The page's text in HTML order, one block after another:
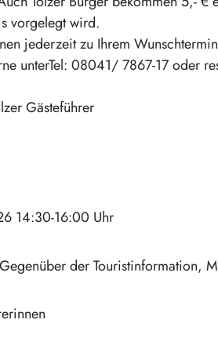
vorgelegt wird.
jederzeit zu Ihrem
unterTel: 08041/ 7867-17 oder
Gästeführer
14:30-16:00 Uhr
der Touristinformation